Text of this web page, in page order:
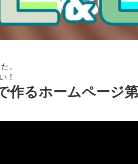
。
！
作るホームページ